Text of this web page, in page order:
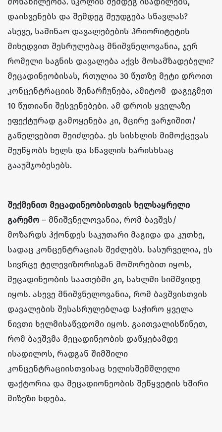
დაისვენებს და შემდეგ შეუდგება სწავლას?
ასევე, საშინაო დავალებების პრიორიტეტის
მიხედვით შესრულებაც მნიშვნელოვანია, ჯერ
რომელი საგნის დავალება აქვს მოსამზადებელი?
მეცადინეობისას, რთულია 30 წუთზე მეტი დროით
კონცენტრაციის შენარჩუნება, ამიტომ დაგეგმეთ
10 წუთიანი შესვენებები. ამ დროის ყველაზე
ეფექტურად გამოყენება კი, მცირე ვარჯიშით/
გაწელვებით შეიძლება. ეს სისხლის მიმოქცევას
შეუწყობს ხელს და სწავლის ხარისხსაც
გააუმჯობესებს.
შექმენით მეცადინეობისთვის ხელსაყრელი
გარემო – მნიშვნელოვანია, რომ ბავშვს/
მოზარდს ჰქონდეს საკუთარი მაგიდა და კუთხე,
სადაც კონცენტრაციას შეძლებს. სასურველია, ეს
სივრცე ტელევიზორისგან მოშორებით იყოს,
მეცადინეობის საათებში კი, სახლში სიმშვიდე
იყოს. ასევე მნიშვნელოვანია, რომ ბავშვისთვის
დავალების შესასრულებლად საჭირო ყველა
ნივთი ხელმისაწვდომი იყოს. გაითვალისწინეთ,
რომ ბავშვმა მეცადინეობის დაწყებამდე
ისადილოს, რადგან შიმშილი
კონცენტრაციისთვისაც ხელისშემშლელი
ფაქტორია და მეცადიონეობის შეწყვეტის ხშირი
მიზეზი ხდება.